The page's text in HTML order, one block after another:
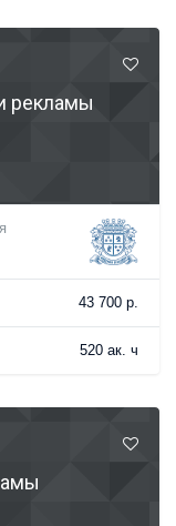
рекламы
43 700 р.
520 ак. ч